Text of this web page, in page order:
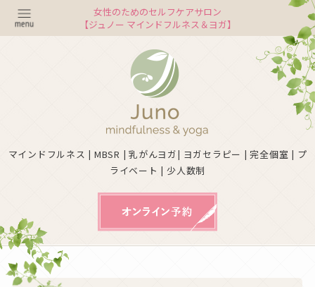
女性のためのセルフケアサロン
【ジュノー マインドフルネス＆ヨガ】
マインドフルネス | MBSR | 乳がんヨガ| ヨガセラピー | 完全個室 | プ
ライベート | 少人数制